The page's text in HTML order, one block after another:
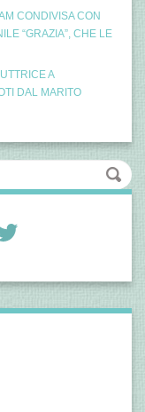
CONDIVISA CON
“GRAZIA”, CHE LE
A
DAL MARITO